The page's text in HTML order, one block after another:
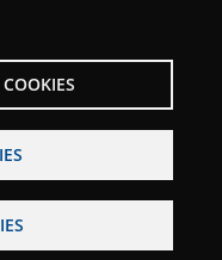
Accessibilitat